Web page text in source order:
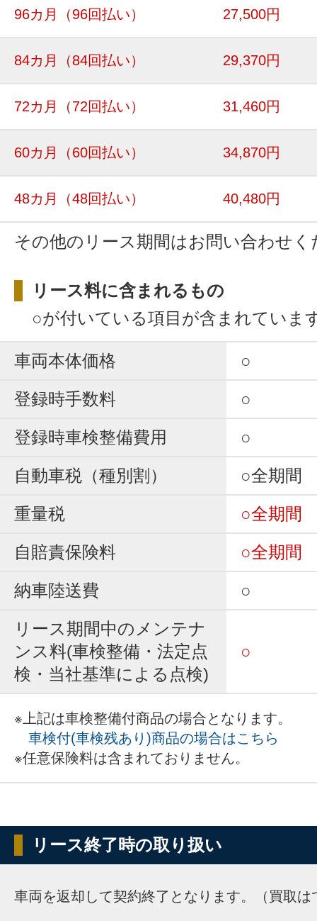
96カ月 （96回払い） 27,500円
84カ月 （84回払い） 29,370円
72カ月 （72回払い） 31,460円
60カ月 （60回払い） 34,870円
48カ月 （48回払い） 40,480円
その他のリース期間はお問い合わせく
リース料に含まれるもの
○が付いている項目が含まれていま
車両本体価格
○
登録時手数料
○
登録時車検整備費用
○
自動車税（種別割）
○全期間
重量税
○全期間
自賠責保険料
○全期間
納車陸送費
○
リース期間中のメンテナ
ンス料(車検整備・法定点
検・当社基準による点検)
○
※上記は車検整備付商品の場合となります。
車検付(車検残あり)商品の場合はこちら
※任意保険料は含まれておりません。
リース終了時の取り扱い
車両を返却して契約終了となります。（買取は